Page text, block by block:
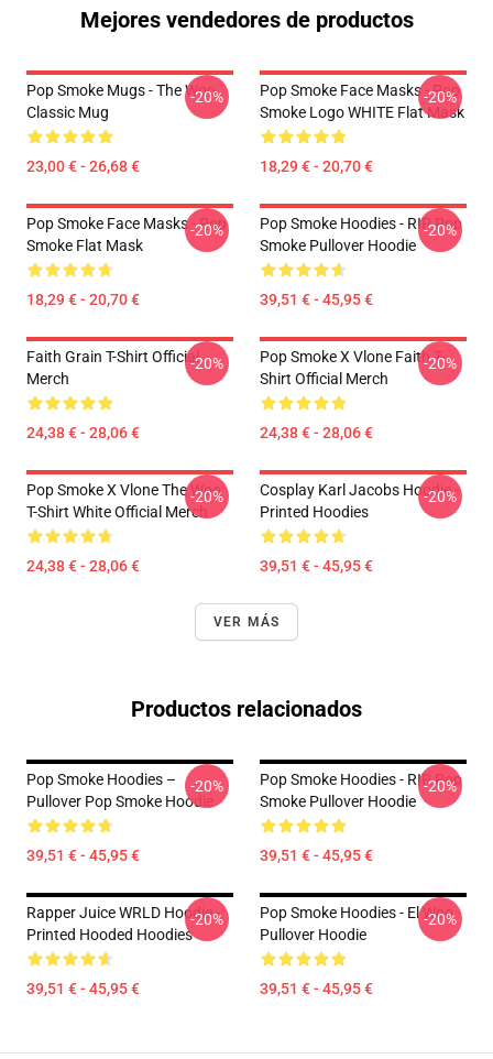
Mejores vendedores de productos
Pop Smoke Mugs - The Woo
Classic Mug
23,00 € - 26,68 €
-20%
Pop Smoke Face Masks - Pop
Smoke Logo WHITE Flat Mask
18,29 € - 20,70 €
-20%
Pop Smoke Face Masks - Pop
Smoke Flat Mask
18,29 € - 20,70 €
-20%
Pop Smoke Hoodies - RIP Pop
Smoke Pullover Hoodie
39,51 € - 45,95 €
-20%
Faith Grain T-Shirt Official
Merch
24,38 € - 28,06 €
-20%
Pop Smoke X Vlone Faith T-
Shirt Official Merch
24,38 € - 28,06 €
-20%
Pop Smoke X Vlone The Woo
T-Shirt White Official Merch
24,38 € - 28,06 €
-20%
Cosplay Karl Jacobs Hoodie -
Printed Hoodies
39,51 € - 45,95 €
-20%
VER MÁS
Productos relacionados
Pop Smoke Hoodies –
Pullover Pop Smoke Hoodie
39,51 € - 45,95 €
-20%
Pop Smoke Hoodies - RIP Pop
Smoke Pullover Hoodie
39,51 € - 45,95 €
-20%
Rapper Juice WRLD Hoodie -
Printed Hooded Hoodies
39,51 € - 45,95 €
-20%
Pop Smoke Hoodies - El Woo
Pullover Hoodie
39,51 € - 45,95 €
-20%